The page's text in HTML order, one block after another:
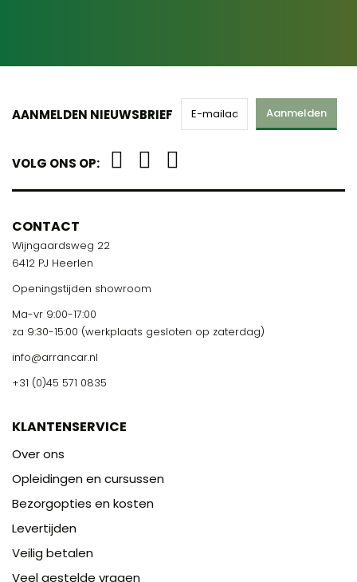
AANMELDEN NIEUWSBRIEF Aanmelden
VOLG ONS OP:
CONTACT
Wijngaardsweg 22
6412 PJ Heerlen
Openingstijden showroom
Ma-vr 9:00-17:00
za 9:30-15:00 (werkplaats gesloten op zaterdag)
info@arrancar.nl
+31 (0)45 571 0835
KLANTENSERVICE
Over ons
Opleidingen en cursussen
Bezorgopties en kosten
Levertijden
Veilig betalen
Veel gestelde vragen